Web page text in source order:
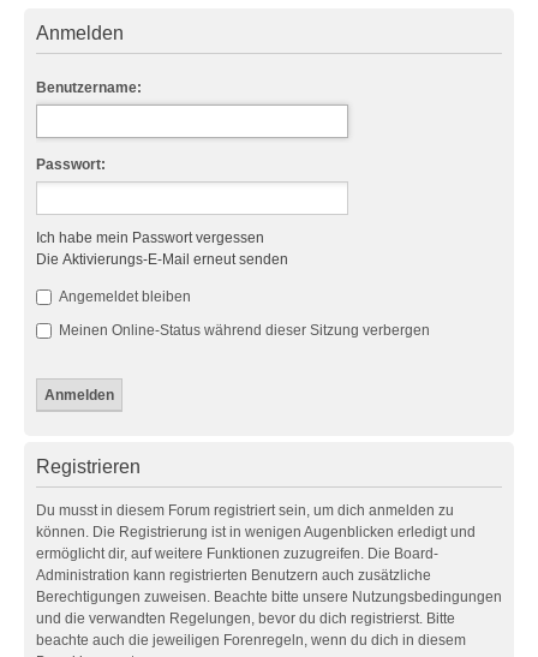
Anmelden
Benutzername:
Passwort:
Ich habe mein Passwort vergessen
Die Aktivierungs-E-Mail erneut senden
Angemeldet bleiben
Meinen Online-Status während dieser Sitzung verbergen
Registrieren
Du musst in diesem Forum registriert sein, um dich anmelden zu
können. Die Registrierung ist in wenigen Augenblicken erledigt und
ermöglicht dir, auf weitere Funktionen zuzugreifen. Die Board-
Administration kann registrierten Benutzern auch zusätzliche
Berechtigungen zuweisen. Beachte bitte unsere Nutzungsbedingungen
und die verwandten Regelungen, bevor du dich registrierst. Bitte
beachte auch die jeweiligen Forenregeln, wenn du dich in diesem